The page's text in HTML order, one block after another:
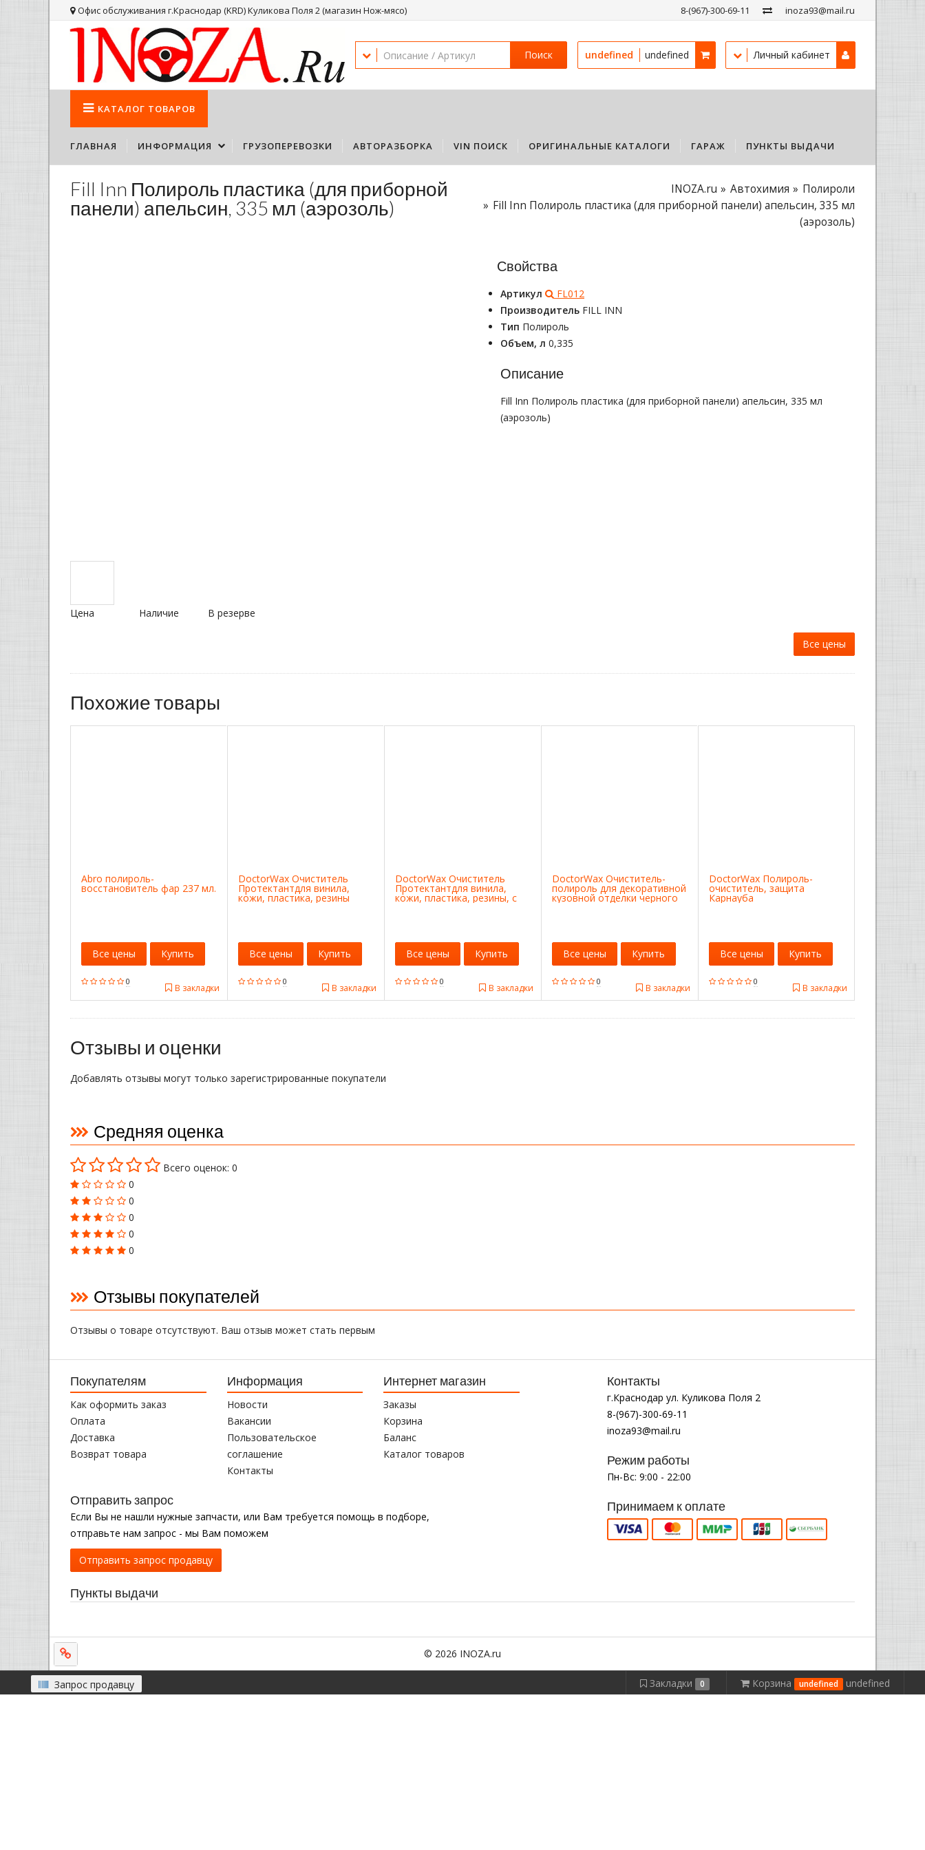
Офис обслуживания г.Краснодар (KRD) Куликова Поля 2 (магазин Нож-мясо) 8-(967)-300-69-11 inoza93@mail.ru
Поиск undefined undefined Личный кабинет
КАТАЛОГ ТОВАРОВ
ГЛАВНАЯ ИНФОРМАЦИЯ ГРУЗОПЕРЕВОЗКИ АВТОРАЗБОРКА VIN ПОИСК ОРИГИНАЛЬНЫЕ КАТАЛОГИ ГАРАЖ ПУНКТЫ ВЫДАЧИ
Fill Inn Полироль пластика (для приборной
панели) апельсин, 335 мл (аэрозоль)
INOZA.ru Автохимия
Полироли
Fill Inn Полироль пластика (для приборной панели) апельсин, 335 мл
(аэрозоль)
Свойства
Артикул
FL012
Производитель FILL INN
Тип Полироль
Объем, л 0,335
Описание
Fill Inn Полироль пластика (для приборной панели) апельсин, 335 мл
(аэрозоль)
Цена Наличие В резерве
Все цены
Похожие товары
Abro полироль-
восстановитель фар 237 мл.
0
В закладки
Все цены Купить
DoctorWax Очиститель
Протектантдля винила,
кожи, пластика, резины
0
В закладки
Все цены Купить
DoctorWax Очиститель
Протектантдля винила,
кожи, пластика, резины, с
запахом лимон
0
В закладки
Все цены Купить
DoctorWax Очиститель-
полироль для декоративной
кузовной отделки черного
цвета
0
В закладки
Все цены Купить
DoctorWax Полироль-
очиститель, защита
Карнауба
0
В закладки
Все цены Купить
Отзывы и оценки
Добавлять отзывы могут только зарегистрированные покупатели
Средняя оценка
Всего оценок: 0
0
0
0
0
0
Отзывы покупателей
Отзывы о товаре отсутствуют. Ваш отзыв может стать первым
Покупателям
Как оформить заказ
Оплата
Доставка
Возврат товара
Информация
Новости
Вакансии
Пользовательское
соглашение
Контакты
Интернет магазин
Заказы
Корзина
Баланс
Каталог товаров
Отправить запрос
Если Вы не нашли нужные запчасти, или Вам требуется помощь в подборе,
отправьте нам запрос - мы Вам поможем
Отправить запрос продавцу
Контакты
г.Краснодар ул. Куликова Поля 2
8-(967)-300-69-11
inoza93@mail.ru
Режим работы
Пн-Вс: 9:00 - 22:00
Принимаем к оплате
Пункты выдачи
© 2026 INOZA.ru
Запрос продавцу Закладки 0 Корзина undefined undefined